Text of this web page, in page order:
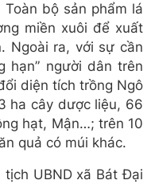
bộ sản phẩm lá
miền xuôi để xuất
Ngoài ra, với sự cần
hạn” người dân trên
diện tích trồng Ngô
ha cây dược liệu, 66
hạt, Mận…; trên 10
quả có múi khác.
tịch UBND xã Bát Đại